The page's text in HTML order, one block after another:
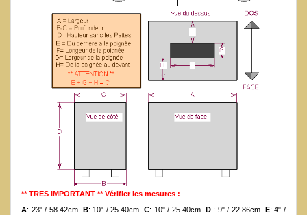
** TRES IMPORTANT ** Vérifier les mesures :
A: 23" / 58.42cm B: 10" / 25.40cmC: 10" / 25.40cm D : 9" / 22.86cm E: 4" /